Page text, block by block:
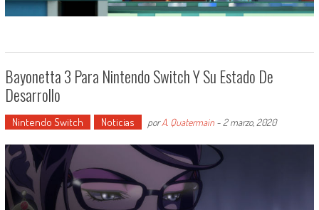
Bayonetta 3 Para Nintendo Switch Y Su Estado De
Desarrollo
Nintendo Switch Noticias porA. Quatermain- 2 marzo, 2020